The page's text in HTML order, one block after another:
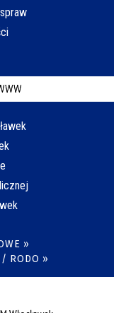
»
/ RODO »